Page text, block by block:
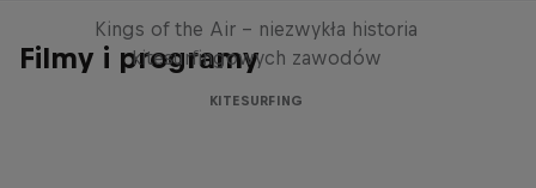
Filmy i programy
Kings of the Air - niezwykła historia
kitesurfingowych zawodów
KITESURFING